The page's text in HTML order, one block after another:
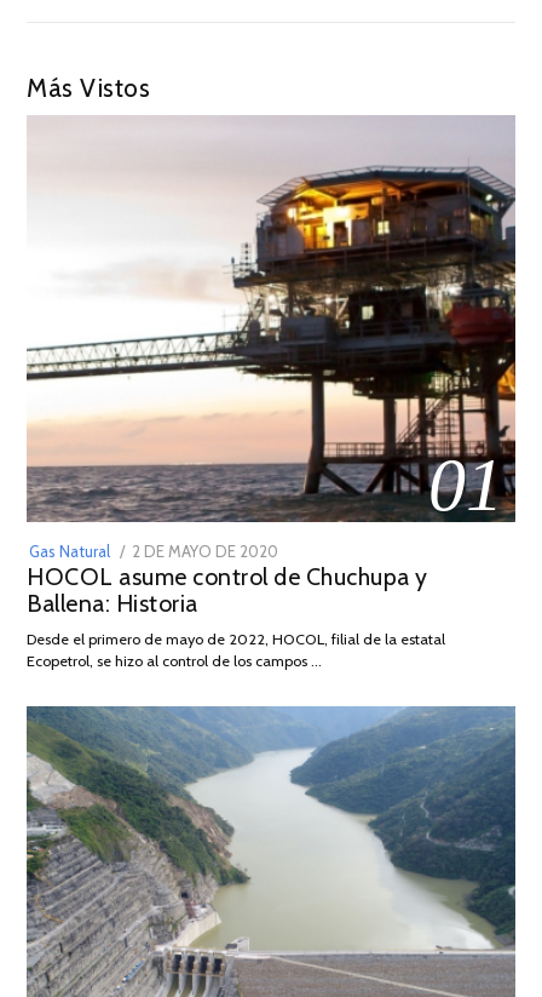
Más Vistos
01
Gas Natural
POSTED
ON
2 DE MAYO DE 2020
DE
2026
HOCOL asume control de Chuchupa y
Ballena: Historia
Desde el primero de mayo de 2022, HOCOL, filial de la estatal
Ecopetrol, se hizo al control de los campos …